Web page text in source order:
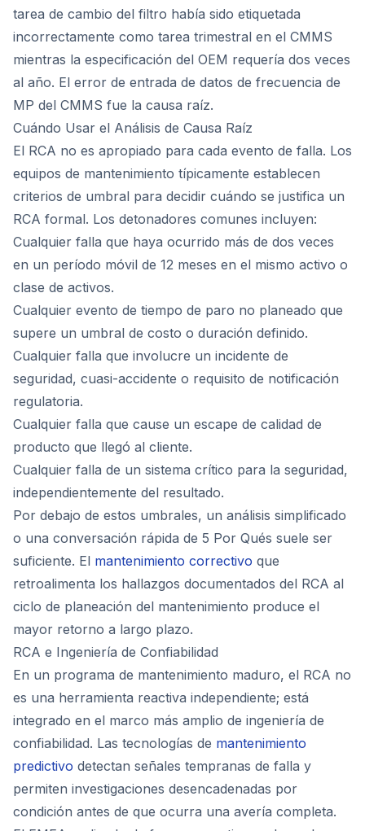
tarea de cambio del filtro había sido etiquetada
incorrectamente como tarea trimestral en el CMMS
mientras la especificación del OEM requería dos veces
al año. El error de entrada de datos de frecuencia de
MP del CMMS fue la causa raíz.
Cuándo Usar el Análisis de Causa Raíz
El RCA no es apropiado para cada evento de falla. Los
equipos de mantenimiento típicamente establecen
criterios de umbral para decidir cuándo se justifica un
RCA formal. Los detonadores comunes incluyen:
Cualquier falla que haya ocurrido más de dos veces
en un período móvil de 12 meses en el mismo activo o
clase de activos.
Cualquier evento de tiempo de paro no planeado que
supere un umbral de costo o duración definido.
Cualquier falla que involucre un incidente de
seguridad, cuasi-accidente o requisito de notificación
regulatoria.
Cualquier falla que cause un escape de calidad de
producto que llegó al cliente.
Cualquier falla de un sistema crítico para la seguridad,
independientemente del resultado.
Por debajo de estos umbrales, un análisis simplificado
o una conversación rápida de 5 Por Qués suele ser
suficiente. El mantenimiento correctivo que
retroalimenta los hallazgos documentados del RCA al
ciclo de planeación del mantenimiento produce el
mayor retorno a largo plazo.
RCA e Ingeniería de Confiabilidad
En un programa de mantenimiento maduro, el RCA no
es una herramienta reactiva independiente; está
integrado en el marco más amplio de ingeniería de
confiabilidad. Las tecnologías de mantenimiento
predictivo detectan señales tempranas de falla y
permiten investigaciones desencadenadas por
condición antes de que ocurra una avería completa.